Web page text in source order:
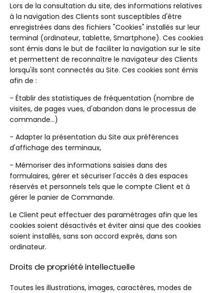
Lors de la consultation du site, des informations relatives
à la navigation des Clients sont susceptibles d'être
enregistrées dans des fichiers "Cookies" installés sur leur
terminal (ordinateur, tablette, Smartphone). Ces cookies
sont émis dans le but de faciliter la navigation sur le site
et permettent de reconnaître le navigateur des Clients
lorsqu'ils sont connectés au Site. Ces cookies sont émis
afin de :
- Établir des statistiques de fréquentation (nombre de
visites, de pages vues, d'abandon dans le processus de
commande...)
- Adapter la présentation du Site aux préférences
d'affichage des terminaux,
- Mémoriser des informations saisies dans des
formulaires, gérer et sécuriser l'accès à des espaces
réservés et personnels tels que le compte Client et à
gérer le panier de Commande.
Le Client peut effectuer des paramétrages afin que les
cookies soient désactivés et éviter ainsi que des cookies
soient installés, sans son accord exprès, dans son
ordinateur.
Droits de propriété intellectuelle
Toutes les illustrations, images, caractères, modes de